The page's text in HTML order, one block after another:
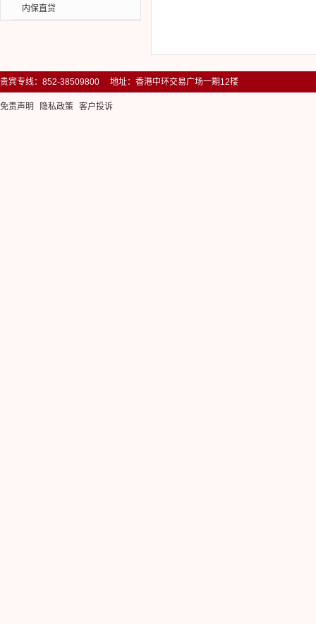
全球汇款路径
内保直贷
贵宾专线：852-38509800 地址：香港中环交易广场一期12楼
免责声明 隐私政策 客户投诉